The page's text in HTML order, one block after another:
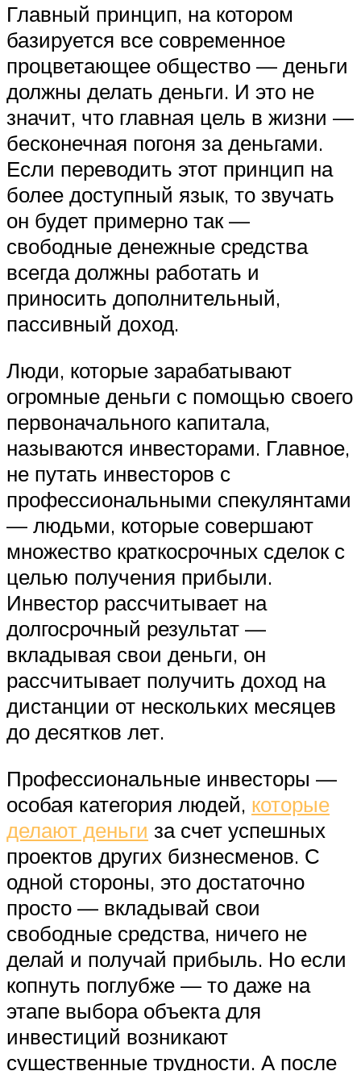
Главный принцип, на котором
базируется все современное
процветающее общество — деньги
должны делать деньги. И это не
значит, что главная цель в жизни —
бесконечная погоня за деньгами.
Если переводить этот принцип на
более доступный язык, то звучать
он будет примерно так —
свободные денежные средства
всегда должны работать и
приносить дополнительный,
пассивный доход.
Люди, которые зарабатывают
огромные деньги с помощью своего
первоначального капитала,
называются инвесторами. Главное,
не путать инвесторов с
профессиональными спекулянтами
— людьми, которые совершают
множество краткосрочных сделок с
целью получения прибыли.
Инвестор рассчитывает на
долгосрочный результат —
вкладывая свои деньги, он
рассчитывает получить доход на
дистанции от нескольких месяцев
до десятков лет.
Профессиональные инвесторы —
особая категория людей, которые
делают деньги за счет успешных
проектов других бизнесменов. С
одной стороны, это достаточно
просто — вкладывай свои
свободные средства, ничего не
делай и получай прибыль. Но если
копнуть поглубже — то даже на
этапе выбора объекта для
инвестиций возникают
существенные трудности. А после